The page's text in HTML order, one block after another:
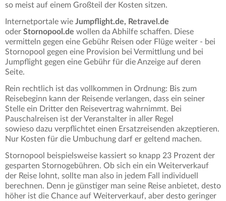
so meist auf einem Großteil der Kosten sitzen.
Internetportale wie Jumpflight.de, Retravel.de
oder Stornopool.de wollen da Abhilfe schaffen. Diese
vermitteln gegen eine Gebühr Reisen oder Flüge weiter - bei
Stornopool gegen eine Provision bei Vermittlung und bei
Jumpflight gegen eine Gebühr für die Anzeige auf deren
Seite.
Rein rechtlich ist das vollkommen in Ordnung: Bis zum
Reisebeginn kann der Reisende verlangen, dass ein seiner
Stelle ein Dritter den Reisevertrag wahrnimmt. Bei
Pauschalreisen ist der Veranstalter in aller Regel
sowieso dazu verpflichtet einen Ersatzreisenden akzeptieren.
Nur Kosten für die Umbuchung darf er geltend machen.
Stornopool beispielsweise kassiert so knapp 23 Prozent der
gesparten Stornogebühren. Ob sich ein ein Weiterverkauf
der Reise lohnt, sollte man also in jedem Fall individuell
berechnen. Denn je günstiger man seine Reise anbietet, desto
höher ist die Chance auf Weiterverkauf, aber desto geringer